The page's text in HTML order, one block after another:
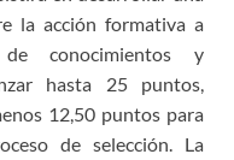
la acción formativa a
conocimientos y
hasta 25 puntos,
12,50 puntos para
de selección. La